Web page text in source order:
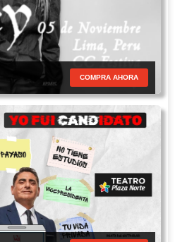
COMPRA AHORA